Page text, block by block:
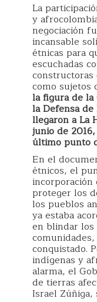
La
y
negociación
incansable
étnicas para
escuchadas
constructoras
como sujetos
la figura de la
la Defensa
llegaron a La
junio de
último punto
En el
étnicos, el
incorporación
proteger los
los pueblos
ya estaba
en blindar
conquistado.
indígenas y
alarma, el
de tierras
Israel Zúñiga,